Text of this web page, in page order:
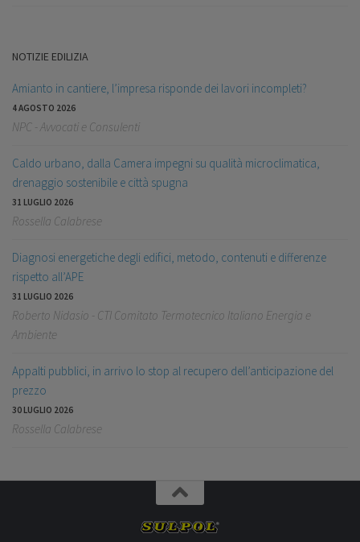
NOTIZIE EDILIZIA
Amianto in cantiere, l’impresa risponde dei lavori incompleti?
4 AGOSTO 2026
NPC - Avvocati e Consulenti
Caldo urbano, dalla Camera impegni su qualità microclimatica,
drenaggio sostenibile e città spugna
31 LUGLIO 2026
Rossella Calabrese
Diagnosi energetiche degli edifici, metodo, contenuti e differenze
rispetto all’APE
31 LUGLIO 2026
Roberto Nidasio - CTI Comitato Termotecnico Italiano Energia e
Ambiente
Appalti pubblici, in arrivo lo stop al recupero dell’anticipazione del
prezzo
30 LUGLIO 2026
Rossella Calabrese